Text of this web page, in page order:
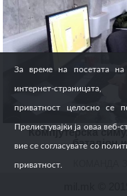
Компјутерска
баталјон
mil.mk ©
За време на посетата на
интернет-страницата,
приватност целосно се
Прелистувајќи ја оваа веб-
вие се согласувате со
приватност.